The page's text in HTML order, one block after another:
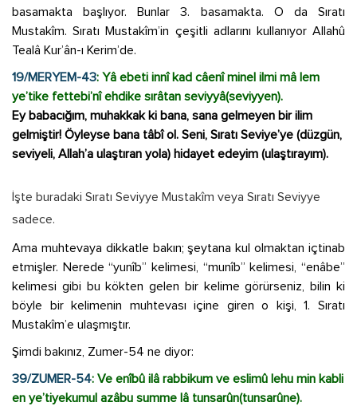
basamakta başlıyor. Bunlar 3. basamakta. O da Sıratı
Mustakîm. Sıratı Mustakîm’in çeşitli adlarını kullanıyor Allahû
Tealâ Kur’ân-ı Kerim’de.
19/MERYEM-43: Yâ ebeti innî kad câenî minel ilmi mâ lem
ye’tike fettebi’nî ehdike sırâtan seviyyâ(seviyyen).
Ey babacığım, muhakkak ki bana, sana gelmeyen bir ilim
gelmiştir! Öyleyse bana tâbî ol. Seni, Sıratı Seviye’ye (düzgün,
seviyeli, Allah’a ulaştıran yola) hidayet edeyim (ulaştırayım).
İşte buradaki Sıratı Seviyye Mustakîm veya Sıratı Seviyye
sadece.
Ama muhtevaya dikkatle bakın; şeytana kul olmaktan içtinab
etmişler. Nerede “yunîb” kelimesi, “munîb” kelimesi, “enâbe”
kelimesi gibi bu kökten gelen bir kelime görürseniz, bilin ki
böyle bir kelimenin muhtevası içine giren o kişi, 1. Sıratı
Mustakîm’e ulaşmıştır.
Şimdi bakınız, Zumer-54 ne diyor:
39/ZUMER-54: Ve enîbû ilâ rabbikum ve eslimû lehu min kabli
en ye’tiyekumul azâbu summe lâ tunsarûn(tunsarûne).